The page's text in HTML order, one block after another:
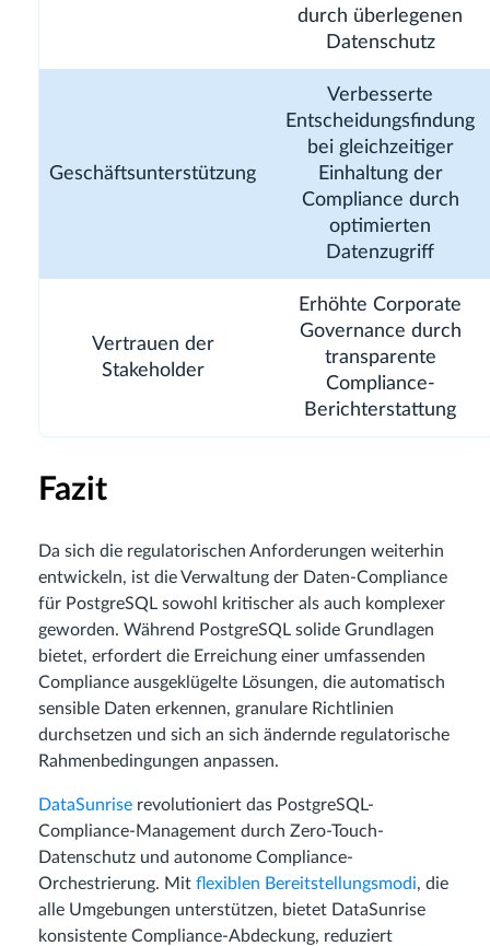
durch überlegenen
Datenschutz
Geschäftsunterstützung
Verbesserte
Entscheidungsfindung
bei gleichzeitiger
Einhaltung der
Compliance durch
optimierten
Datenzugriff
Vertrauen der
Stakeholder
Erhöhte Corporate
Governance durch
transparente
Compliance-
Berichterstattung
Fazit
Da sich die regulatorischen Anforderungen weiterhin
entwickeln, ist die Verwaltung der Daten-Compliance
für PostgreSQL sowohl kritischer als auch komplexer
geworden. Während PostgreSQL solide Grundlagen
bietet, erfordert die Erreichung einer umfassenden
Compliance ausgeklügelte Lösungen, die automatisch
sensible Daten erkennen, granulare Richtlinien
durchsetzen und sich an sich ändernde regulatorische
Rahmenbedingungen anpassen.
DataSunrise revolutioniert das PostgreSQL-
Compliance-Management durch Zero-Touch-
Datenschutz und autonome Compliance-
Orchestrierung. Mit flexiblen Bereitstellungsmodi, die
alle Umgebungen unterstützen, bietet DataSunrise
konsistente Compliance-Abdeckung, reduziert